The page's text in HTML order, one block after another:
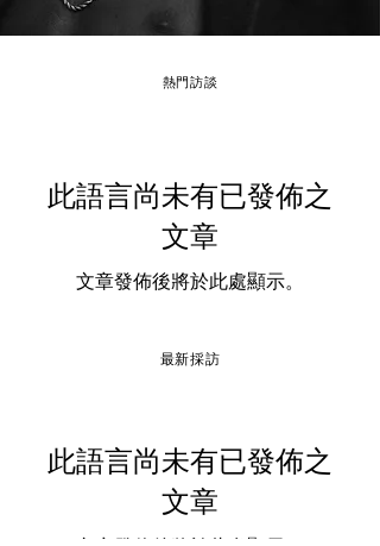
熱門訪談
此語言尚未有已發佈之
文章
文章發佈後將於此處顯示。
最新採訪
此語言尚未有已發佈之
文章